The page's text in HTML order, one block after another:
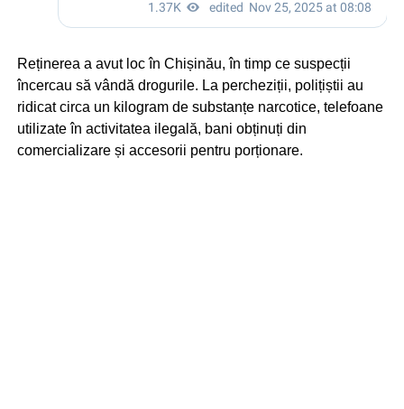
Reținerea a avut loc în Chișinău, în timp ce suspecții
încercau să vândă drogurile. La percheziții, polițiștii au
ridicat circa un kilogram de substanțe narcotice, telefoane
utilizate în activitatea ilegală, bani obținuți din
comercializare și accesorii pentru porționare.